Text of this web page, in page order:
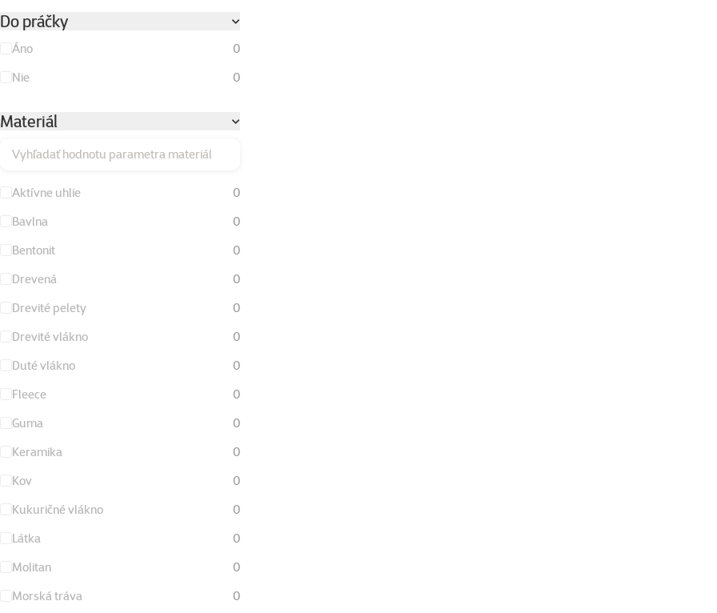
Do práčky
Áno
0
Nie
0
Materiál
Vyhľadať hodnotu parametra materiál
Aktívne uhlie
0
Bavlna
0
Bentonit
0
Drevená
0
Drevité pelety
0
Drevité vlákno
0
Duté vlákno
0
Fleece
0
Guma
0
Keramika
0
Kov
0
Kukuričné vlákno
0
Látka
0
Molitan
0
Morská tráva
0